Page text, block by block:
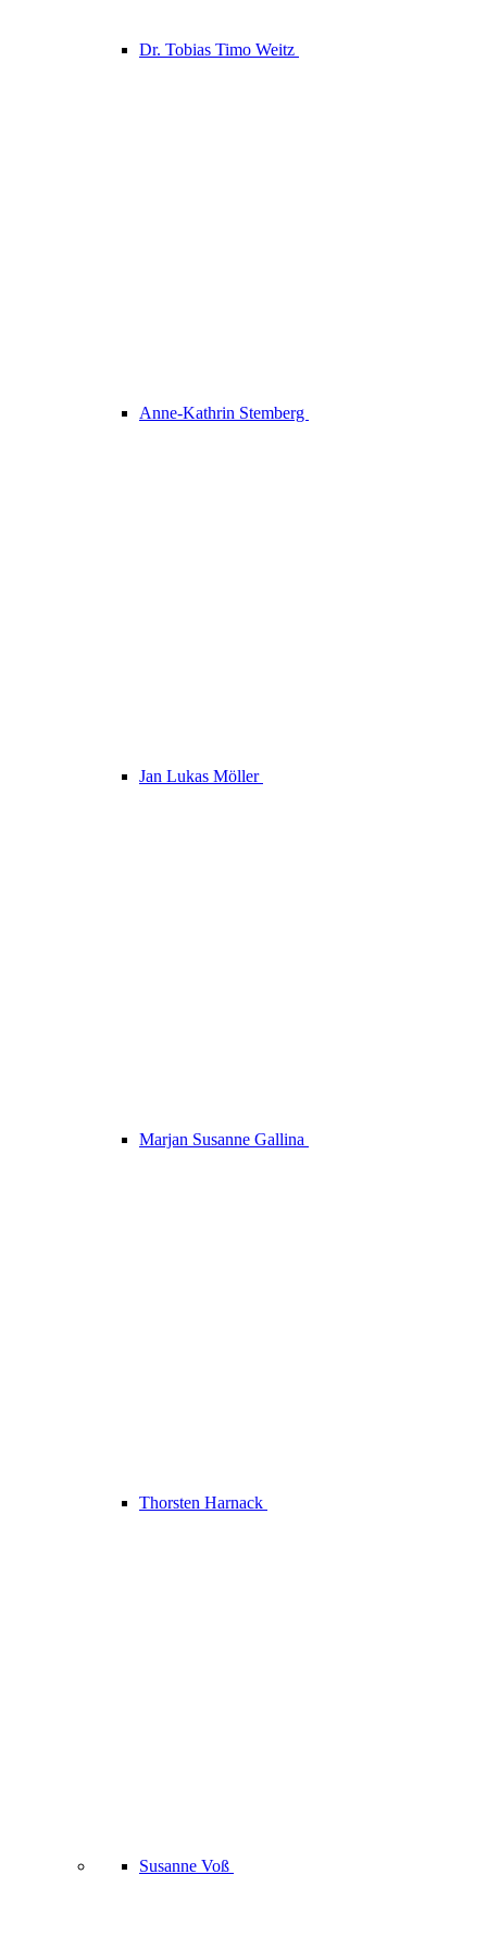
Dr. Tobias Timo Weitz
Anne-Kathrin Stemberg
Jan Lukas Möller
Marjan Susanne Gallina
Thorsten Harnack
Susanne Voß